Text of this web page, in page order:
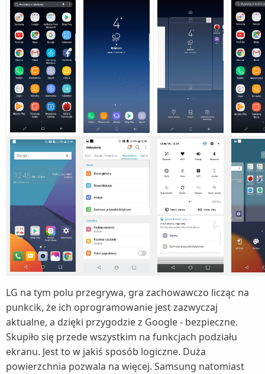
LG na tym polu przegrywa, gra zachowawczo licząc na
punkcik, że ich oprogramowanie jest zazwyczaj
aktualne, a dzięki przygodzie z Google - bezpieczne.
Skupiło się przede wszystkim na funkcjach podziału
ekranu. Jest to w jakiś sposób logiczne. Duża
powierzchnia pozwala na więcej. Samsung natomiast